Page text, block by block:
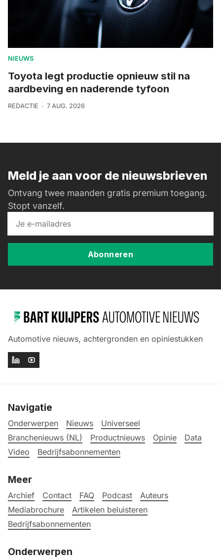
NIEUWS
Toyota legt productie opnieuw stil na
aardbeving en naderende tyfoon
REDACTIE 7 AUG. 2026
Meld je aan voor de nieuwsbrieven
Ontvang twee maanden gratis premium toegang.
Stopt vanzelf.
Abonneren
Automotive nieuws, achtergronden en opiniestukken
Navigatie
Onderwerpen Nieuws
Universeel
Branchenieuws (NL)
Productnieuws Opinie
Data
Video
Bedrijfsabonnementen
Meer
Archief Contact FAQ Podcast
Auteurs
Mediabrochure
Artikelen beluisteren
Bedrijfsabonnementen
Onderwerpen